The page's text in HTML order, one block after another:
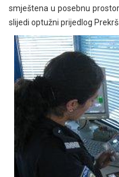
smještena u posebnu
slijedi optužni prijedlog